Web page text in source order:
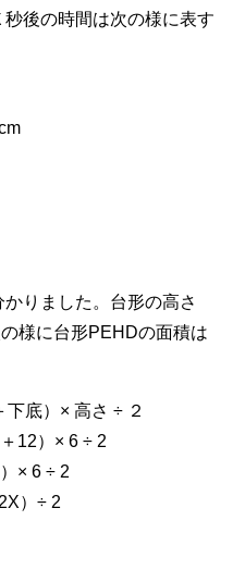
後の時間は次の様に表す
りました。台形の高さ
様に台形PEHDの面積は
底）× 高さ ÷ ２
× 6 ÷ 2
÷ 2
÷ 2